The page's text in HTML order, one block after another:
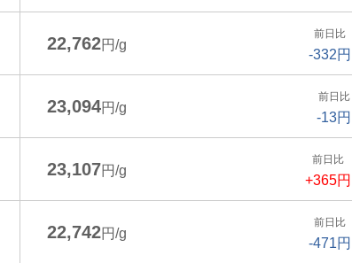
22,762円/g
前日比
-332円
23,094円/g
前日比
-13円
23,107円/g
前日比
+365円
22,742円/g
前日比
-471円